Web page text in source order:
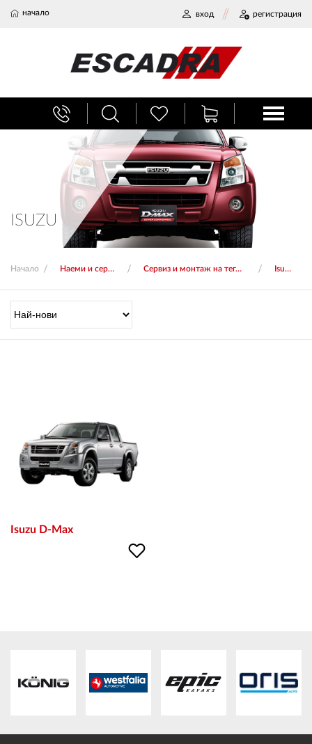
начало вход регистрация
ISUZU
Начало Наеми и сервиз Сервиз и монтаж на тегличи Isuzu
Isuzu D-Max
БАГАЖНИЦИ
ТЕГЛИЧ ЗА КОЛА
ВЕРИГИ ЗА СНЯГ
ХЛАДИЛНИ ЧАНТИ
OUTLET
0 продукта
Количка
0 продукта
ВХОД